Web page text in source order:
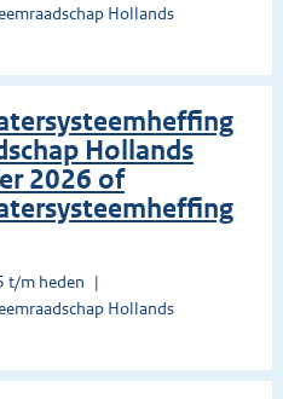
Hollands
Hollands
2026 of
t/m heden
Hollands